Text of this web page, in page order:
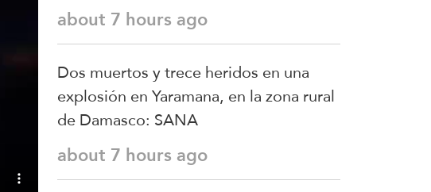
about 7 hours ago
Dos muertos y trece heridos en una
explosión en Yaramana, en la zona rural
de Damasco: SANA
about 7 hours ago